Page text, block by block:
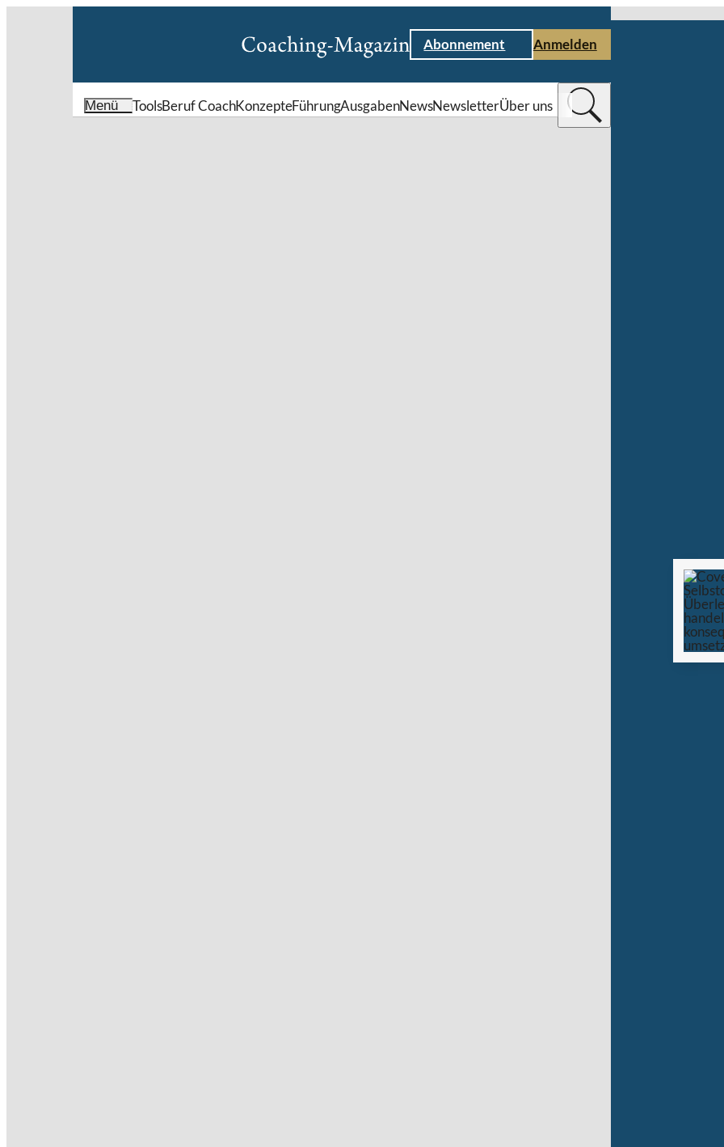
Abonnement Anmelden
Menü ToolsBeruf CoachKonzepteFührungAusgabenNewsNewsletterÜber uns